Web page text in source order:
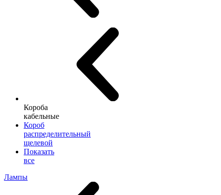
Короба
кабельные
Короб
распределительный
щелевой
Показать
все
Лампы